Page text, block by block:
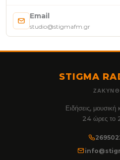
Email
studio@stigmafm.gr
STIGMA
Ειδήσεις,
24 ώρες το